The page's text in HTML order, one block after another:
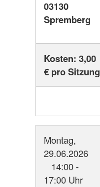
03130
Spremberg
Kosten: 3,00
€ pro Sitzung
Montag,
29.06.2026
14:00 -
17:00 Uhr